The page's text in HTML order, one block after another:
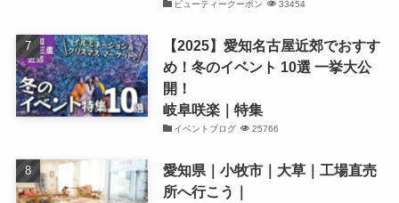
ビューティークーポン 33454
【2025】愛知名古屋近郊でおすす
め！冬のイベント 10選 一挙大公
開！
岐阜咲楽｜特集
イベントブログ 25766
愛知県｜小牧市｜大草｜工場直売
所へ行こう｜